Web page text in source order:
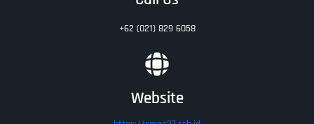
+62 (021) 829 6058
Website